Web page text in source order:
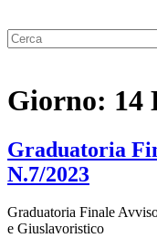
Giorno: 14
Graduatoria
N.7/2023
Graduatoria Finale
e Giuslavoristico